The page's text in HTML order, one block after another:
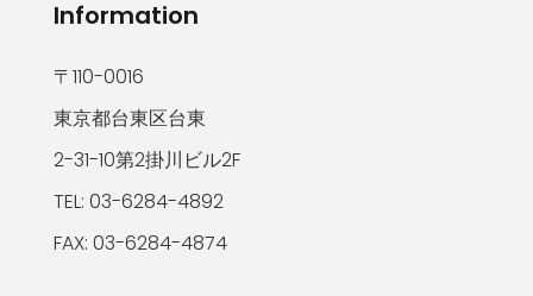
Information
〒110-0016
東京都台東区台東
2-31-10第2掛川ビル2F
TEL: 03-6284-4892
FAX: 03-6284-4874